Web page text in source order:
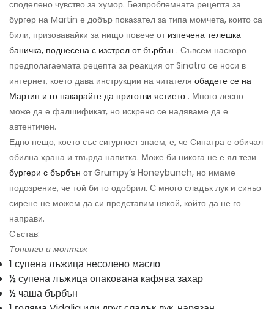
споделено чувство за хумор. Безпроблемната рецепта за
бургер на Martin е добър показател за типа момчета, които са
били, призовавайки за нищо повече от изпечена телешка
баничка, поднесена с изстрел от бърбън . Съвсем наскоро
предполагаемата рецепта за реакция от Sinatra се носи в
интернет, което дава инструкции на читателя обадете се на
Мартин и го накарайте да приготви ястието . Много лесно
може да е фалшификат, но искрено се надяваме да е
автентичен.
Едно нещо, което със сигурност знаем, е, че Синатра е обичал
обилна храна и твърда напитка. Може би никога не е ял тези
бургери с бърбън от Grumpy’s Honeybunch, но имаме
подозрение, че той би го одобрил. С много сладък лук и синьо
сирене не можем да си представим някой, който да не го
направи.
Състав:
Топинги и монтаж
1 супена лъжица несолено масло
½ супена лъжица опакована кафява захар
½ чаша бърбън